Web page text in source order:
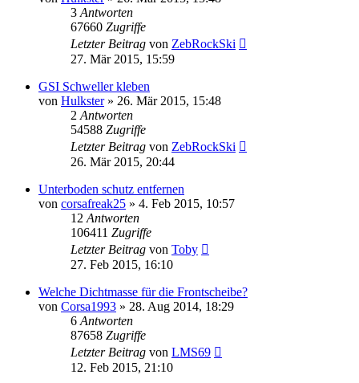
3 Antworten
67660 Zugriffe
Letzter Beitrag von ZebRockSki
27. Mär 2015, 15:59
GSI Schweller kleben
von Hulkster» 26. Mär 2015, 15:48
2 Antworten
54588 Zugriffe
Letzter Beitrag von ZebRockSki
26. Mär 2015, 20:44
Unterboden schutz entfernen
von corsafreak25 » 4. Feb 2015, 10:57
12 Antworten
106411 Zugriffe
Letzter Beitrag von Toby
27. Feb 2015, 16:10
Welche Dichtmasse für die Frontscheibe?
von Corsa1993 » 28. Aug 2014, 18:29
6 Antworten
87658 Zugriffe
Letzter Beitrag von LMS69
12. Feb 2015, 21:10